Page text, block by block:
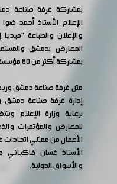
بمشاركة غرفة صناعة
الإعلام الأستاذ أحمد
بمشاركة أكثر من 80 مؤسسة إعلامية وإعلانية محلية ودولية.
مثل غرفة صناعة دمشق
إدارة غرفة صناعة
برعاية وزارة الإعلام
للمعارض والمؤتمرات
الأعمال من ممثلي اتحادات
الأستاذ غسان فاكياني
والأسواق الدولية.